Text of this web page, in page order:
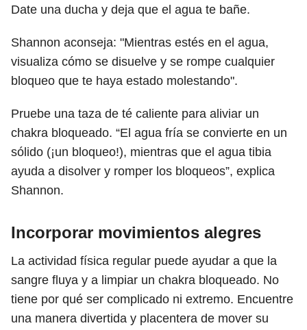
Date una ducha y deja que el agua te bañe.
Shannon aconseja: "Mientras estés en el agua,
visualiza cómo se disuelve y se rompe cualquier
bloqueo que te haya estado molestando".
Pruebe una taza de té caliente para aliviar un
chakra bloqueado. “El agua fría se convierte en un
sólido (¡un bloqueo!), mientras que el agua tibia
ayuda a disolver y romper los bloqueos”, explica
Shannon.
Incorporar movimientos alegres
La actividad física regular puede ayudar a que la
sangre fluya y a limpiar un chakra bloqueado. No
tiene por qué ser complicado ni extremo. Encuentre
una manera divertida y placentera de mover su